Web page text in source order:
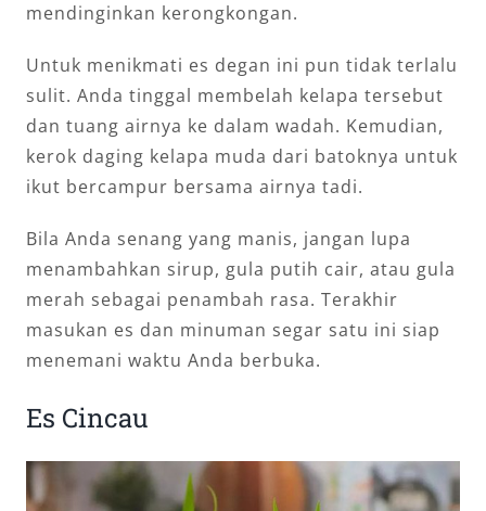
mendinginkan kerongkongan.
Untuk menikmati es degan ini pun tidak terlalu
sulit. Anda tinggal membelah kelapa tersebut
dan tuang airnya ke dalam wadah. Kemudian,
kerok daging kelapa muda dari batoknya untuk
ikut bercampur bersama airnya tadi.
Bila Anda senang yang manis, jangan lupa
menambahkan sirup, gula putih cair, atau gula
merah sebagai penambah rasa. Terakhir
masukan es dan minuman segar satu ini siap
menemani waktu Anda berbuka.
Es Cincau